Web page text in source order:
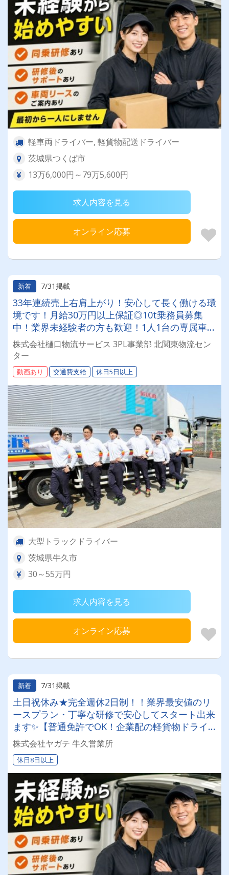
軽車両ドライバー, 軽貨物配送ドライバー
茨城県つくば市
13万6,000円～79万5,600円
求人内容を見る
オンライン応募
新着 7/31掲載
33年連続売上右肩上がり！安心して長く働ける環
境です！月給30万円以上保証◎10t乗務員募集
中！業界未経験者の方も歓迎！1人1台の専属車
両！
株式会社樋口物流サービス 3PL事業部 北関東物流セン
ター
動画あり 交通費支給 休日5日以上
大型トラックドライバー
茨城県牛久市
30～55万円
求人内容を見る
オンライン応募
新着 7/31掲載
土日祝休み★完全週休2日制！！業界最安値のリ
ースプラン・丁寧な研修で安心してスタート出来
ます✨【普通免許でOK！企業配の軽貨物ドライ
バー！！】日払い・週払いOK♪しっかり稼いで生
活安定♪＼社員登用実績あり◎キャリアアップも
狙えます！／
株式会社ヤガテ 牛久営業所
休日8日以上